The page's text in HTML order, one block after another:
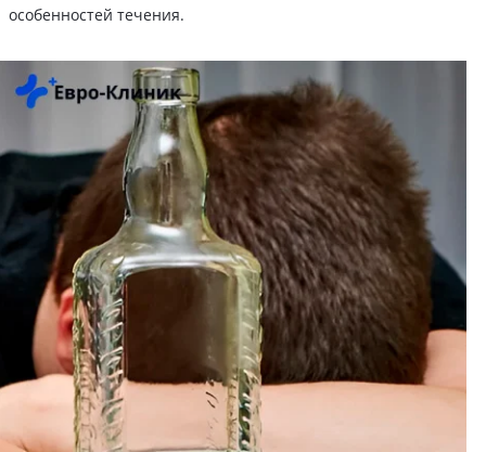
особенностей течения.